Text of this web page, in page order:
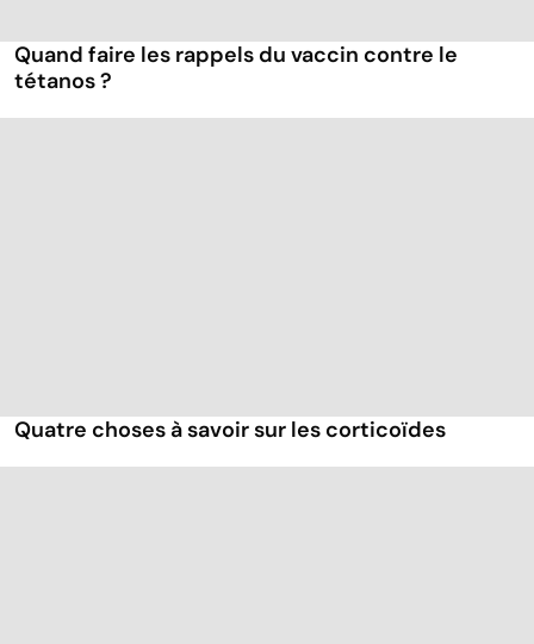
Quand faire les rappels du vaccin contre le
tétanos ?
Quatre choses à savoir sur les corticoïdes